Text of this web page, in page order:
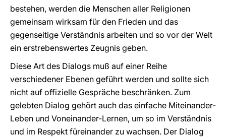
bestehen, werden die Menschen aller Religionen
gemeinsam wirksam für den Frieden und das
gegenseitige Verständnis arbeiten und so vor der Welt
ein erstrebenswertes Zeugnis geben.
Diese Art des Dialogs muß auf einer Reihe
verschiedener Ebenen geführt werden und sollte sich
nicht auf offizielle Gespräche beschränken. Zum
gelebten Dialog gehört auch das einfache Miteinander-
Leben und Voneinander-Lernen, um so im Verständnis
und im Respekt füreinander zu wachsen. Der Dialog